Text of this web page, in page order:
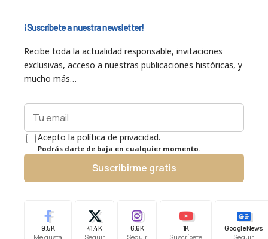
¡Suscríbete a nuestra newsletter!
Recibe toda la actualidad responsable, invitaciones
exclusivas, acceso a nuestras publicaciones históricas, y
mucho más…
Acepto la política de privacidad.
Podrás darte de baja en cualquier momento.
Suscribirme gratis
9.5K
Me gusta
41.4K
Seguir
6.6K
Seguir
1K
Suscríbete
Google News
Seguir